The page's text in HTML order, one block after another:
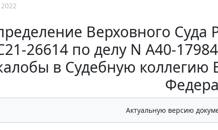
Верховного Суда
26614 по делу N А40-
в Судебную коллегию
Актуальную версию